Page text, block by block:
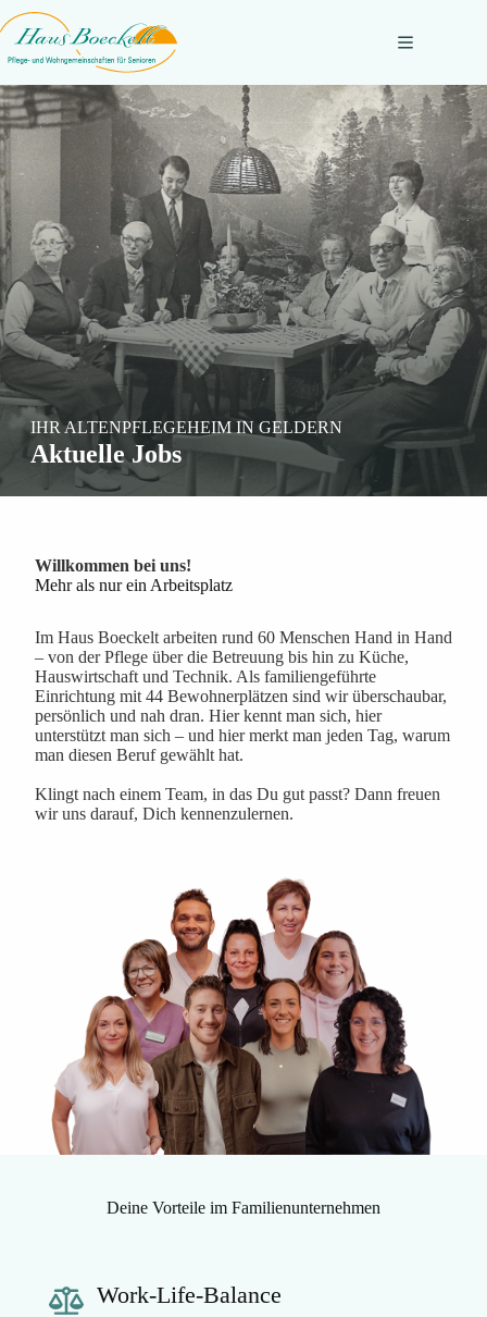
Zum
Inhalt
springen
IHR ALTENPFLEGEHEIM IN GELDERN
Aktuelle Jobs
Willkommen bei uns!
Mehr als nur ein Arbeitsplatz
Im Haus Boeckelt arbeiten rund 60 Menschen Hand in Hand
– von der Pflege über die Betreuung bis hin zu Küche,
Hauswirtschaft und Technik. Als familiengeführte
Einrichtung mit 44 Bewohnerplätzen sind wir überschaubar,
persönlich und nah dran. Hier kennt man sich, hier
unterstützt man sich – und hier merkt man jeden Tag, warum
man diesen Beruf gewählt hat.
Klingt nach einem Team, in das Du gut passt? Dann freuen
wir uns darauf, Dich kennenzulernen.
Deine Vorteile im Familienunternehmen
Work-Life-Balance